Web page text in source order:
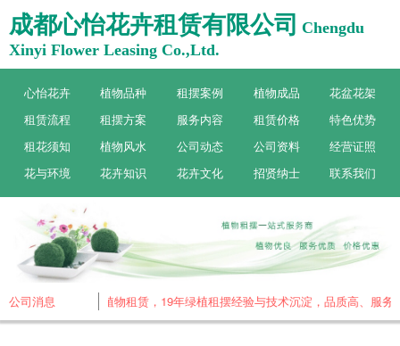
成都心怡花卉租赁有限公司 Chengdu
Xinyi Flower Leasing Co.,Ltd.
心怡花卉 植物品种 租摆案例 植物成品
花盆花架
租赁流程
租摆方案 服务内容 租赁价格
特色优势
租花须知
植物风水 公司动态 公司资料
经营证照
花与环境
花卉知识 花卉文化 招贤纳士 联系我们
公司消息
心怡花卉，专做植物租赁，19年绿植租摆经验与技术沉淀，品质高、服务